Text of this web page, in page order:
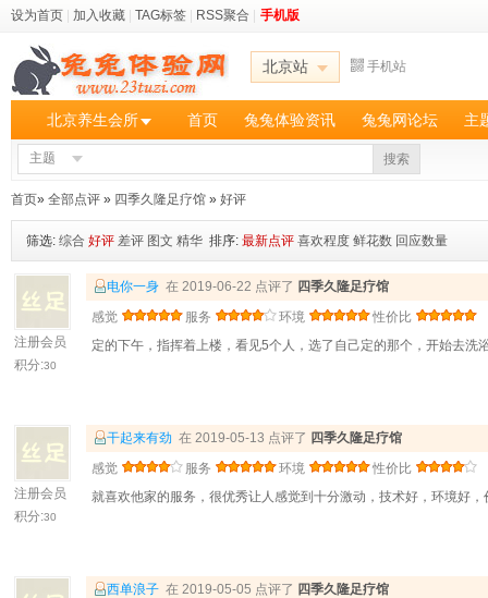
设为首页 加入收藏 TAG标签 RSS聚合 手机版
北京站 手机站
北京养生会所 首页 兔兔体验资讯 兔兔网论坛 主
主题 搜索
首页» 全部点评 » 四季久隆足疗馆 » 好评
筛选: 综合 好评 差评 图文 精华 排序: 最新点评 喜欢程度 鲜花数 回应数量
注册会员
积分:30
电你一身 在 2019-06-22 点评了 四季久隆足疗馆
感觉
服务 环境
性价比
定的下午，指挥着上楼，看见5个人，选了自己定的那个，开始去洗
注册会员
积分:30
干起来有劲 在 2019-05-13 点评了 四季久隆足疗馆
感觉
服务 环境
性价比
就喜欢他家的服务，很优秀让人感觉到十分激动，技术好，环境好，
西单浪子 在 2019-05-05 点评了 四季久隆足疗馆